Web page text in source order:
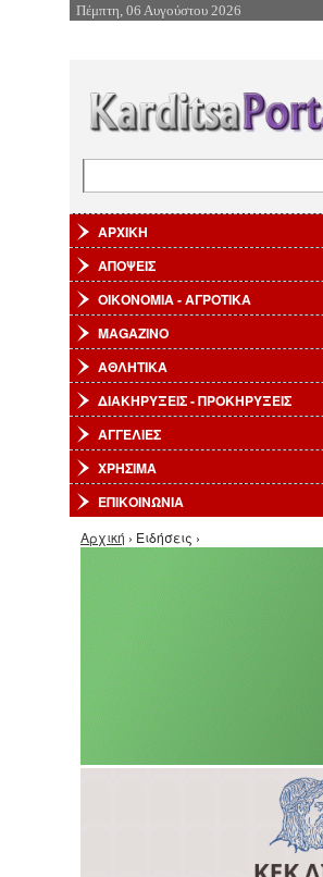
Επιστροφή στην Πλοήγηση
Πέμπτη, 06 Αυγούστου 2026
Φόρμα αναζήτησης
ΑΡΧΙΚΗ
ΑΠΟΨΕΙΣ
ΟΙΚΟΝΟΜΙΑ - ΑΓΡΟΤΙΚΑ
MAGAZINO
ΑΘΛΗΤΙΚΑ
ΔΙΑΚΗΡΥΞΕΙΣ - ΠΡΟΚΗΡΥΞΕΙΣ
ΑΓΓΕΛΙΕΣ
ΧΡΗΣΙΜΑ
ΕΠΙΚΟΙΝΩΝΙΑ
Είστε εδώ
Αρχική › Ειδήσεις ›